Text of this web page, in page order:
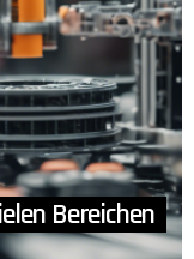
Bereichen